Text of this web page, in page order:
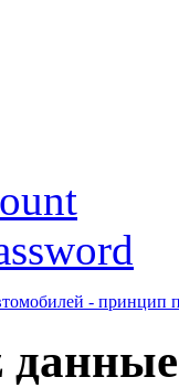
- принцип